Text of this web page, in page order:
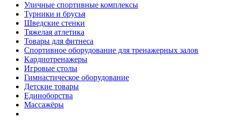
Уличные спортивные комплексы
Турники и брусья
Шведские стенки
Тяжелая атлетика
Товары для фитнеса
Спортивное оборудование для тренажерных залов
Кардиотренажеры
Игровые столы
Гимнастическое оборудование
Детские товары
Единоборства
Массажёры